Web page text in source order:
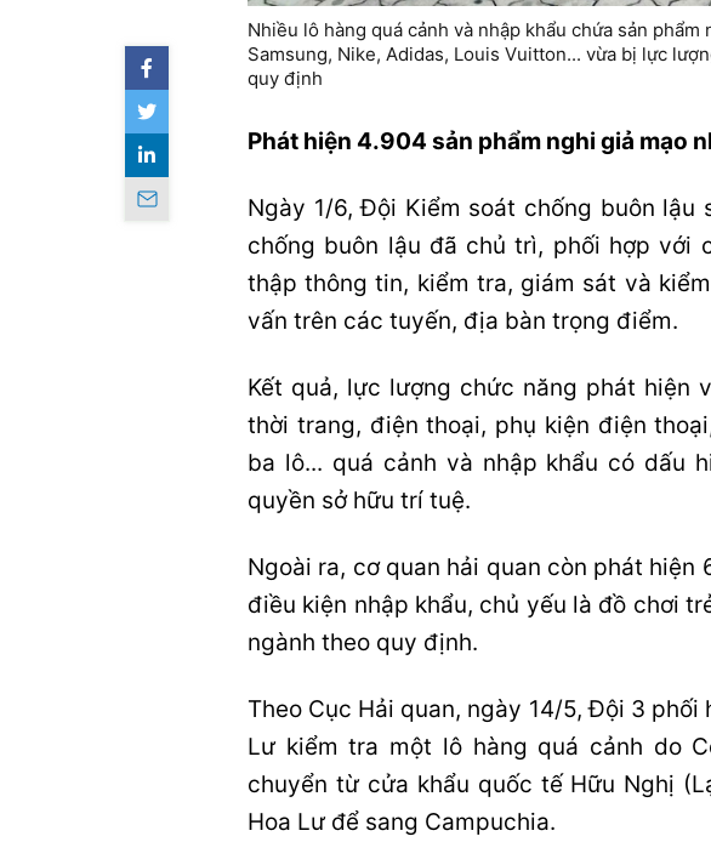
Nhiều lô hàng quá cảnh và nhập khẩu chứa sản
Samsung, Nike, Adidas, Louis Vuitton... vừa bị lực
quy định
Phát hiện 4.904 sản phẩm nghi giả mạo
Ngày 1/6, Đội Kiểm soát chống buôn
chống buôn lậu đã chủ trì, phối hợp với
thập thông tin, kiểm tra, giám sát và
vấn trên các tuyến, địa bàn trọng điểm.
Kết quả, lực lượng chức năng phát hiện
thời trang, điện thoại, phụ kiện điện
ba lô... quá cảnh và nhập khẩu có dấu
quyền sở hữu trí tuệ.
Ngoài ra, cơ quan hải quan còn phát hiện
điều kiện nhập khẩu, chủ yếu là đồ chơi
ngành theo quy định.
Theo Cục Hải quan, ngày 14/5, Đội 3
Lư kiểm tra một lô hàng quá cảnh do
chuyển từ cửa khẩu quốc tế Hữu Nghị
Hoa Lư để sang Campuchia.